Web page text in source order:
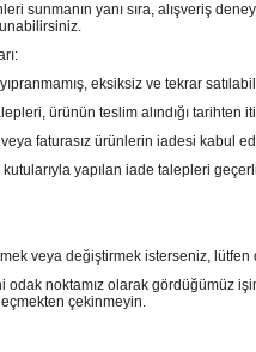
sunmanın yanı sıra, alışveriş
eksiksiz ve tekrar
ürünün teslim alındığı tarihten
veya faturasız ürünlerin iadesi kabul
yapılan iade talepleri geçerli
veya değiştirmek isterseniz,
odak noktamız olarak gördüğümüz
çekinmeyin.